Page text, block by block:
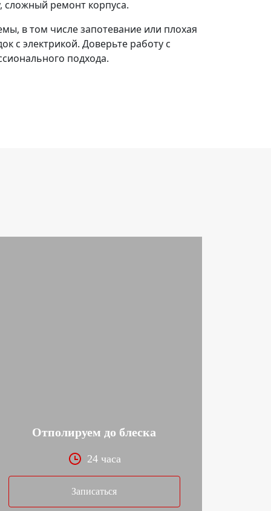
ремонт корпуса.
в том числе запотевание или плохая
с электрикой. Доверьте работу с
подхода.
Отполируем до блеска
24 часа
Записаться